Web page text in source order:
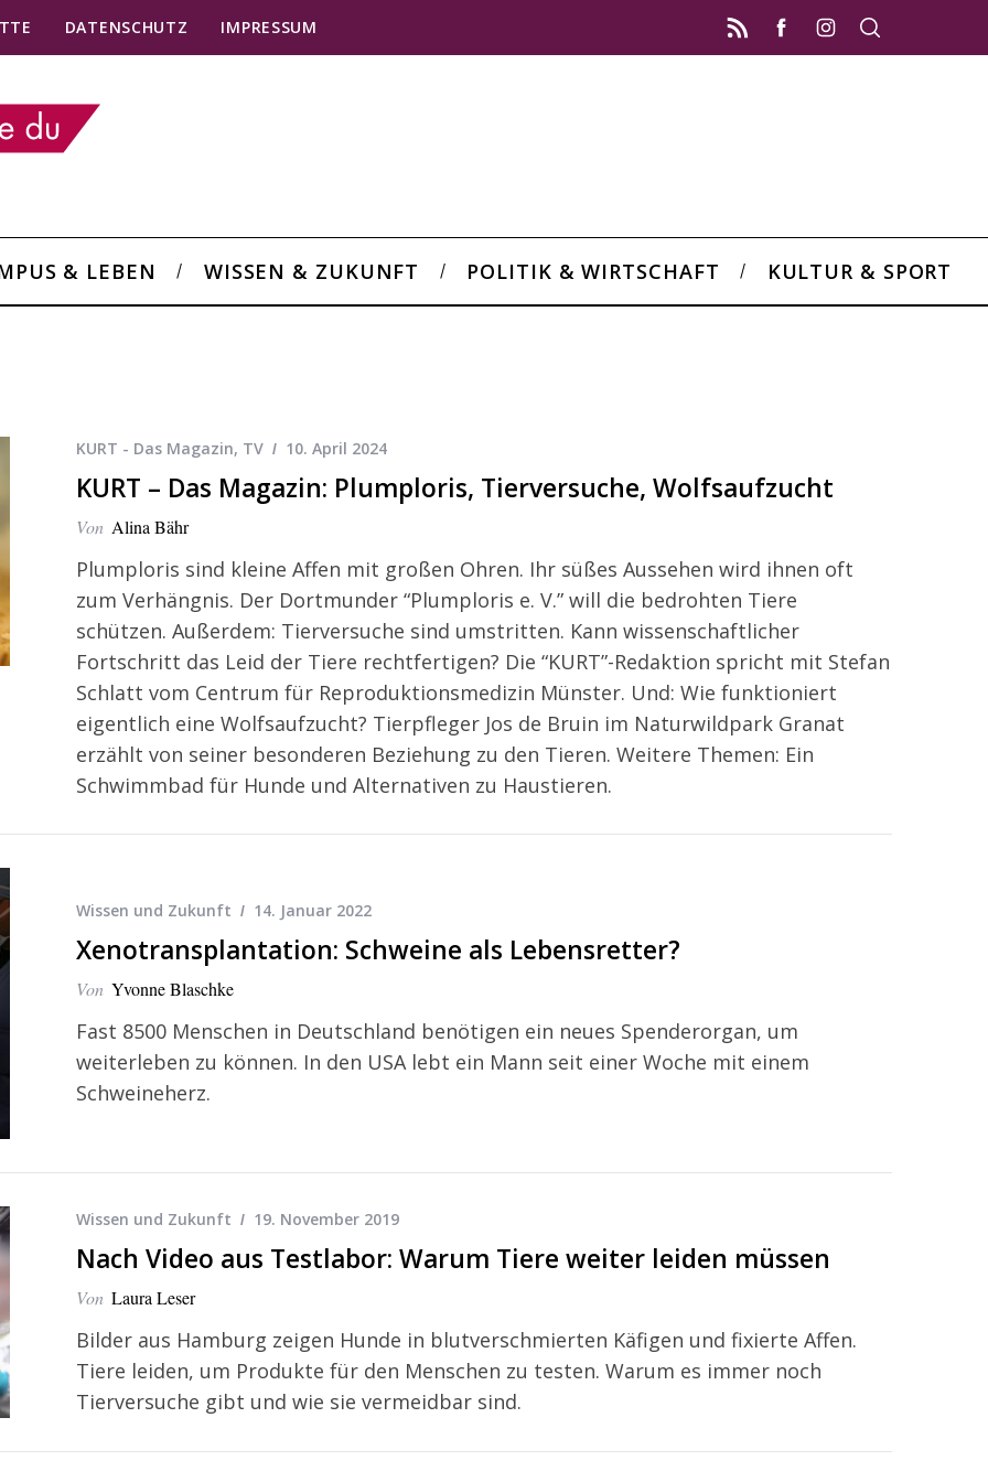
DATENSCHUTZ IMPRESSUM
& LEBEN WISSEN & ZUKUNFT POLITIK & WIRTSCHAFT KULTUR & SPORT
KURT - Das Magazin, TV 10. April 2024
KURT – Das Magazin: Plumploris, Tierversuche, Wolfsaufzucht
Von Alina Bähr
Plumploris sind kleine Affen mit großen Ohren. Ihr süßes Aussehen wird ihnen oft
zum Verhängnis. Der Dortmunder “Plumploris e. V.” will die bedrohten Tiere
schützen. Außerdem: Tierversuche sind umstritten. Kann wissenschaftlicher
Fortschritt das Leid der Tiere rechtfertigen? Die “KURT”-Redaktion spricht mit Stefan
Schlatt vom Centrum für Reproduktionsmedizin Münster. Und: Wie funktioniert
eigentlich eine Wolfsaufzucht? Tierpfleger Jos de Bruin im Naturwildpark Granat
erzählt von seiner besonderen Beziehung zu den Tieren. Weitere Themen: Ein
Schwimmbad für Hunde und Alternativen zu Haustieren.
Wissen und Zukunft 14. Januar 2022
Xenotransplantation: Schweine als Lebensretter?
Von Yvonne Blaschke
Fast 8500 Menschen in Deutschland benötigen ein neues Spenderorgan, um
weiterleben zu können. In den USA lebt ein Mann seit einer Woche mit einem
Schweineherz.
Wissen und Zukunft 19. November 2019
Nach Video aus Testlabor: Warum Tiere weiter leiden müssen
Von Laura Leser
Bilder aus Hamburg zeigen Hunde in blutverschmierten Käfigen und fixierte Affen.
Tiere leiden, um Produkte für den Menschen zu testen. Warum es immer noch
Tierversuche gibt und wie sie vermeidbar sind.